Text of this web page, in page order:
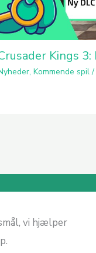
Kings
, Kommende spil/
vi hjælper